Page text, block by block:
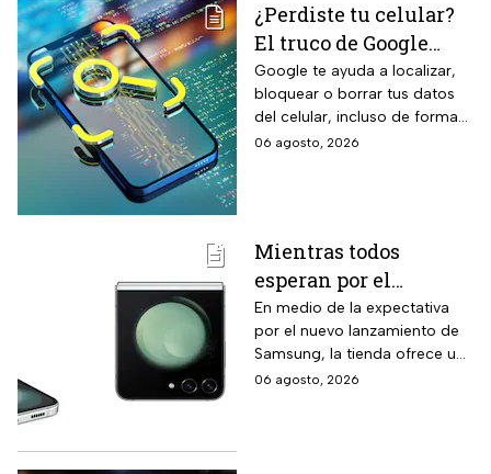
¿Perdiste tu celular?
El truco de Google
para localizarlo y
proteger tus datos
Google te ayuda a localizar,
bloquear o borrar tus datos
del celular, incluso de forma
remota; debes tener activada
06 agosto, 2026
Mientras todos
esperan por el
Samsung Z Flip8,
Liverpool rebaja y
remata el Galaxy Z
Flip5 de 256GB a tres
En medio de la expectativa
por el nuevo lanzamiento de
Samsung, la tienda ofrece un
modelo anterior a un precio
06 agosto, 2026